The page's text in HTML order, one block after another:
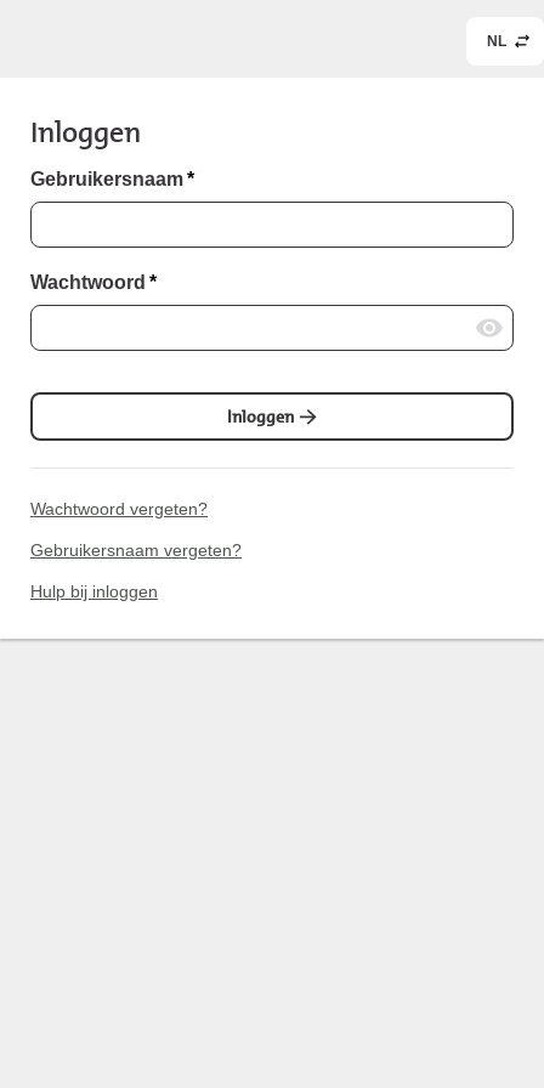
NL
Inloggen
Gebruikersnaam*
Wachtwoord *
Inloggen
Wachtwoord vergeten?
Gebruikersnaam vergeten?
Hulp bij inloggen